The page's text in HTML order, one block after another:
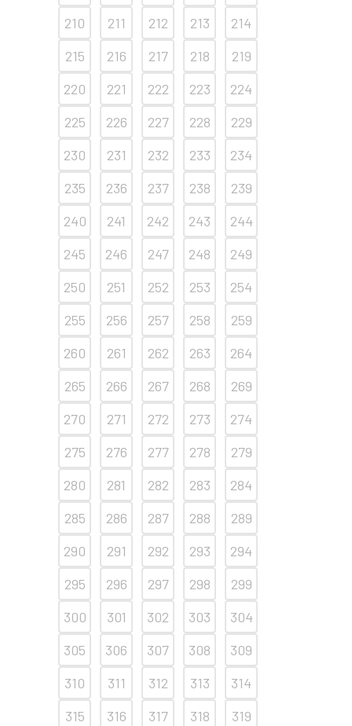
210
211 212 213
214
215
216 217 218
219
220
221 222 223
224
225
226 227 228
229
230
231 232 233
234
235
236 237 238
239
240
241 242 243
244
245
246 247 248
249
250
251 252 253
254
255
256 257 258
259
260
261 262 263
264
265
266 267 268
269
270
271 272 273
274
275
276 277 278
279
280
281 282 283
284
285
286 287 288
289
290
291 292 293
294
295
296 297 298
299
300
301 302 303
304
305
306 307 308
309
310
311 312 313
314
315
316 317 318
319